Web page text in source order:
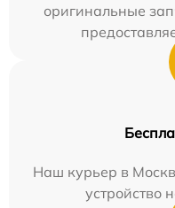
оригинальные
Наш курьер в
устройство